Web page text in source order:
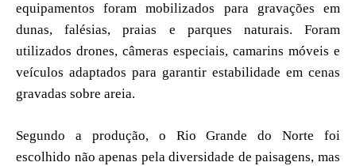
equipamentos foram mobilizados para gravações em
dunas, falésias, praias e parques naturais. Foram
utilizados drones, câmeras especiais, camarins móveis e
veículos adaptados para garantir estabilidade em cenas
gravadas sobre areia.
Segundo a produção, o Rio Grande do Norte foi
escolhido não apenas pela diversidade de paisagens, mas